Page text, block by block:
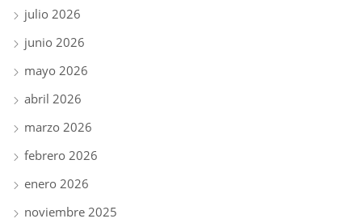
julio 2026
junio 2026
mayo 2026
abril 2026
marzo 2026
febrero 2026
enero 2026
noviembre 2025